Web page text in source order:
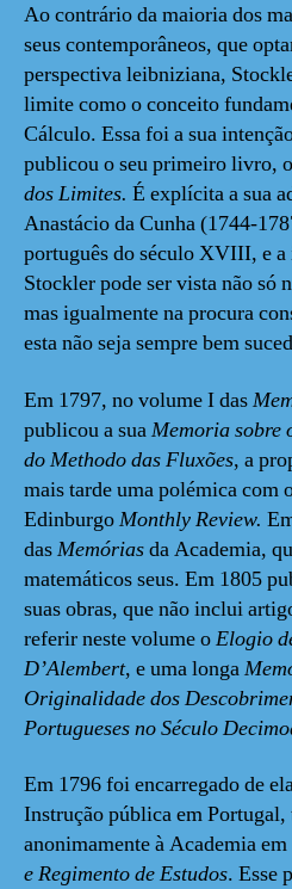
Ao contrário da maioria dos
seus contemporâneos, que
perspectiva leibniziana,
limite como o conceito
Cálculo. Essa foi a sua
publicou o seu primeiro livro, o
dos Limites. É explícita a sua
Anastácio da Cunha (1744-
português do século XVIII, e
Stockler pode ser vista não só
mas igualmente na procura
esta não seja sempre bem
Em 1797, no volume I das
publicou a suaMemoria sobre
do Methodo das Fluxões, a
mais tarde uma polémica com
EdinburgoMonthly Review.
dasMemóriasda Academia,
matemáticos seus. Em 1805
suas obras, que não inclui
referir neste volume oElogio
D’Alembert, e uma longa
Originalidade dos
Portugueses no Século
Em 1796 foi encarregado de
Instrução pública em
anonimamente à Academia
e Regimento de Estudos. Esse